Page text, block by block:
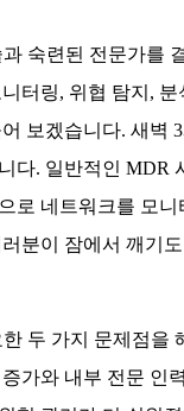
숙련된 전문가를
터링, 위협 탐지, 분
보겠습니다. 새벽
다. 일반적인 MDR
로 네트워크를 모
분이 잠에서 깨기
두 가지 문제점을
가와 내부 전문 인